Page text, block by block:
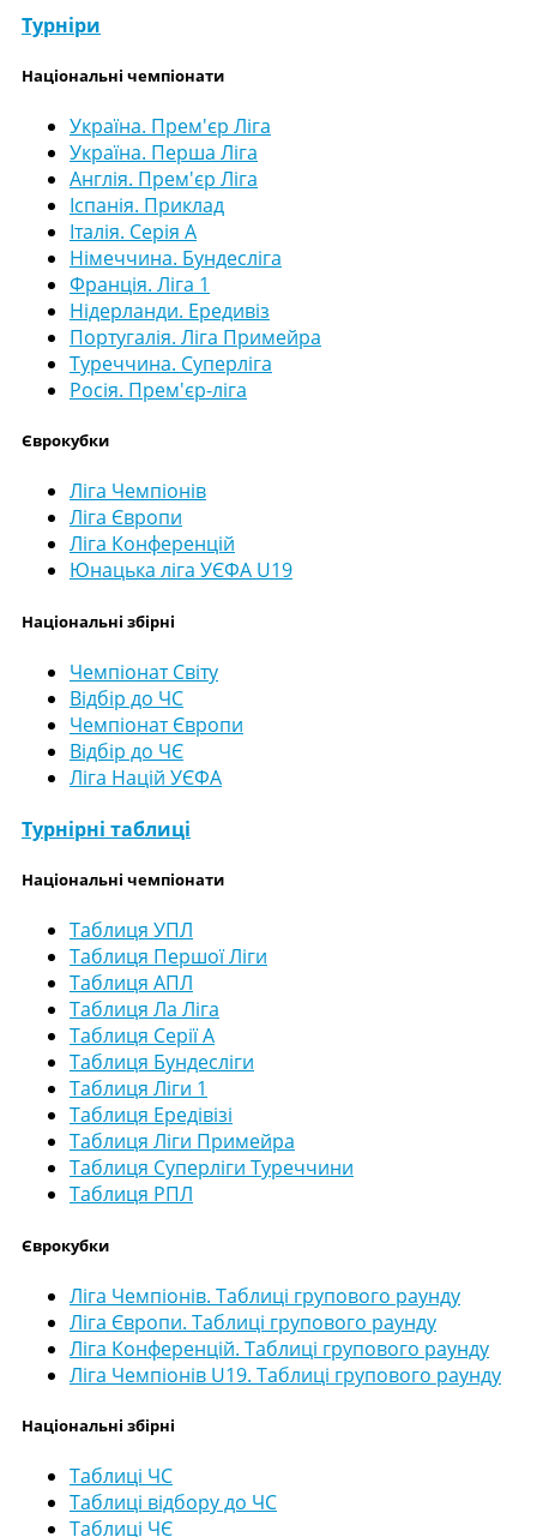
Турніри
Національні чемпіонати
Україна. Прем'єр Ліга
Україна. Перша Ліга
Англія. Прем'єр Ліга
Іспанія. Приклад
Італія. Серія А
Німеччина. Бундесліга
Франція. Ліга 1
Нідерланди. Ередивіз
Португалія. Ліга Примейра
Туреччина. Суперліга
Росія. Прем'єр-ліга
Єврокубки
Ліга Чемпіонів
Ліга Європи
Ліга Конференцій
Юнацька ліга УЄФА U19
Національні збірні
Чемпіонат Світу
Відбір до ЧС
Чемпіонат Європи
Відбір до ЧЄ
Ліга Націй УЄФА
Турнірні таблиці
Національні чемпіонати
Таблиця УПЛ
Таблиця Першої Ліги
Таблиця АПЛ
Таблиця Ла Ліга
Таблиця Серії А
Таблиця Бундесліги
Таблиця Ліги 1
Таблиця Ередівізі
Таблиця Ліги Примейра
Таблиця Суперліги Туреччини
Таблиця РПЛ
Єврокубки
Ліга Чемпіонів. Таблиці групового раунду
Ліга Європи. Таблиці групового раунду
Ліга Конференцій. Таблиці групового раунду
Ліга Чемпіонів U19. Таблиці групового раунду
Національні збірні
Таблиці ЧС
Таблиці відбору до ЧС
Таблиці ЧЄ